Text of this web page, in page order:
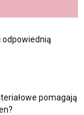
odpowiednią
pomagają